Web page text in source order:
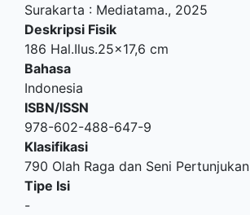
Surakarta : Mediatama., 2025
Deskripsi Fisik
186 Hal.Ilus.25x17,6 cm
Bahasa
Indonesia
ISBN/ISSN
978-602-488-647-9
Klasifikasi
790 Olah Raga dan Seni Pertunjukan
Tipe Isi
-